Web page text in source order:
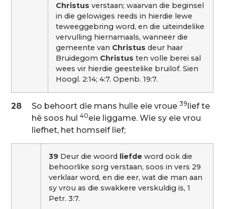
Christus verstaan; waarvan die beginsel
in die gelowiges reeds in hierdie lewe
teweeggebring word, en die uiteindelike
vervulling hiernamaals, wanneer die
gemeente van Christus deur haar
Bruidegom Christus ten volle berei sal
wees vir hierdie geestelike bruilof. Sien
Hoogl. 2:14; 4:7. Openb. 19:7.
28 So behoort die mans hulle eie vroue 39lief te
hê soos hul 40eie liggame. Wie sy eie vrou
liefhet, het homself lief;
39 Deur die woord liefdeword ook die
behoorlike sorg verstaan, soos in vers 29
verklaar word, en die eer, wat die man aan
sy vrou as die swakkere verskuldig is, 1
Petr. 3:7.